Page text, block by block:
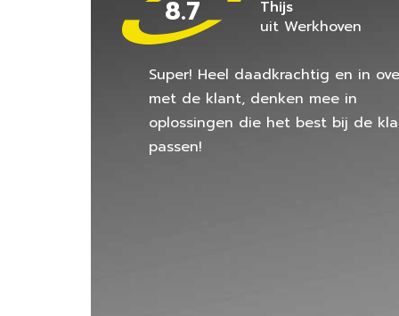
8.7
Thijs
uit Werkhoven
Super! Heel daadkrachtig en in
met de klant, denken mee in
oplossingen die het best bij de
passen!